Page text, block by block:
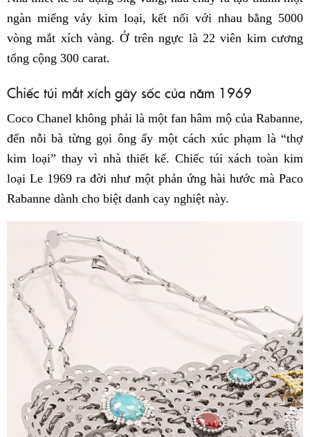
ngàn miếng vảy kim loại, kết nối với nhau bằng 5000
vòng mắt xích vàng. Ở trên ngực là 22 viên kim cương
tổng cộng 300 carat.
Chiếc túi mắt xích gây sốc của năm 1969
Coco Chanel không phải là một fan hâm mộ của Rabanne,
đến nỗi bà từng gọi ông ấy một cách xúc phạm là “thợ
kim loại” thay vì nhà thiết kế. Chiếc túi xách toàn kim
loại Le 1969 ra đời như một phản ứng hài hước mà Paco
Rabanne dành cho biệt danh cay nghiệt này.